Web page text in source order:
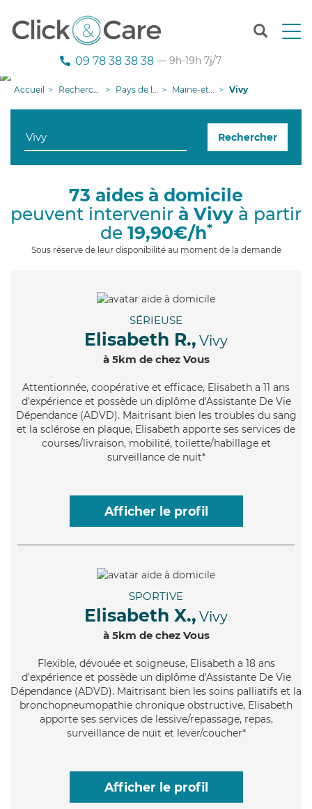
T
n
g
i
09 78 38 38 38 — 9h-19h 7j/7
Accueil Recherche aide à domicile Pays de la Loire Maine-et-Loire Vivy
Rechercher
73 aides à domicile
peuvent intervenir à Vivy à partir
de 19,90€/h*
Sous réserve de leur disponibilité au moment de la demande
SÉRIEUSE
Elisabeth R., Vivy
à 5km de chez Vous
Attentionnée, coopérative et efficace, Elisabeth a 11 ans
d'expérience et possède un diplôme d'Assistante De Vie
Dépendance (ADVD). Maitrisant bien les troubles du sang
et la sclérose en plaque, Elisabeth apporte ses services de
courses/livraison, mobilité, toilette/habillage et
surveillance de nuit*
Afficher le profil
SPORTIVE
Elisabeth X., Vivy
à 5km de chez Vous
Flexible, dévouée et soigneuse, Elisabeth a 18 ans
d'expérience et possède un diplôme d'Assistante De Vie
Dépendance (ADVD). Maitrisant bien les soins palliatifs et la
bronchopneumopathie chronique obstructive, Elisabeth
apporte ses services de lessive/repassage, repas,
surveillance de nuit et lever/coucher*
Afficher le profil